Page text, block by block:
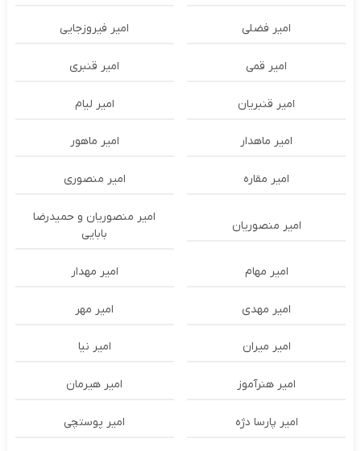
امیر فضلی امیر فیروزجایی
امیر قمی امیر قنبری
امیر قنبریان امیر لیام
امیر ماهدار امیر ماهور
امیر مقاره امیر منصوری
امیر منصوریان
امیر منصوریان و حمیدرضا
بابایی
امیر مهام امیر مهدار
امیر مهدی امیر مهر
امیر میران امیر نیا
امیر هنرآموز امیر هیرمان
امیر پارسا دژه امیر پوستچی